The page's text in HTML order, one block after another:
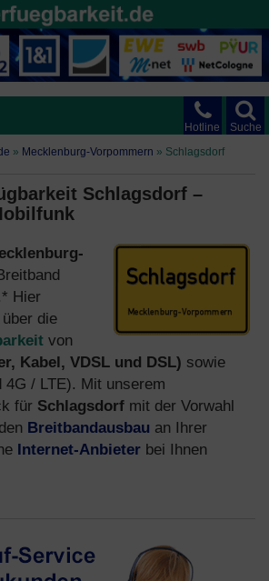
Suche
Hotline
» Mecklenburg-Vorpommern » Schlagsdorf
Schlagsdorf –
Hier
die
von
Kabel, VDSL und DSL) sowie
4G / LTE). Mit unserem
für Schlagsdorf mit der Vorwahl
Breitbandausbau an Ihrer
Internet-Anbieter bei Ihnen